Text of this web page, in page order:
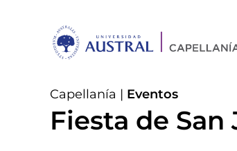
Capellanía | Eventos
Fiesta de San